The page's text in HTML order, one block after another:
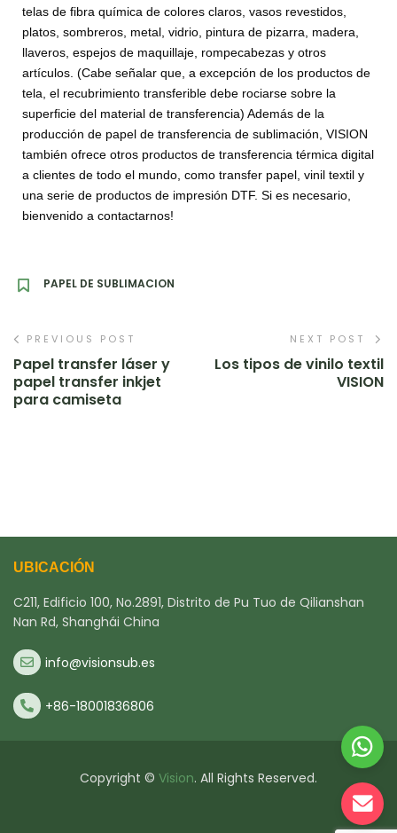
telas de fibra química de colores claros, vasos revestidos,
platos, sombreros, metal, vidrio, pintura de pizarra, madera,
llaveros, espejos de maquillaje, rompecabezas y otros
artículos. (Cabe señalar que, a excepción de los productos de
tela, el recubrimiento transferible debe rociarse sobre la
superficie del material de transferencia) Además de la
producción de papel de transferencia de sublimación, VISION
también ofrece otros productos de transferencia térmica digital
a clientes de todo el mundo, como transfer papel, vinil textil y
una serie de productos de impresión DTF. Si es necesario,
bienvenido a contactarnos!
PAPEL DE SUBLIMACION
PREVIOUS POST
Papel transfer láser y
papel transfer inkjet
para camiseta
NEXT POST
Los tipos de vinilo textil
VISION
UBICACIÓN
C211, Edificio 100, No.2891, Distrito de Pu Tuo de Qilianshan
Nan Rd, Shanghái China
info@visionsub.es
+86-18001836806
Copyright © Vision. All Rights Reserved.